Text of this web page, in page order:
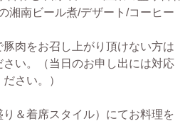
湘南ビール煮/デザート/コーヒー
肉をお召し上がり頂けない方は
い。（当日のお申し出には対応
さい。）
＆着席スタイル）にてお料理を